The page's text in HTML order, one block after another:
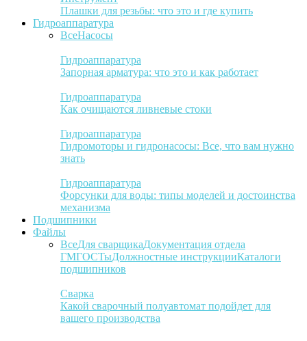
Плашки для резьбы: что это и где купить
Гидроаппаратура
ВсеНасосы
Гидроаппаратура
Запорная арматура: что это и как работает
Гидроаппаратура
Как очищаются ливневые стоки
Гидроаппаратура
Гидромоторы и гидронасосы: Все, что вам нужно
знать
Гидроаппаратура
Форсунки для воды: типы моделей и достоинства
механизма
Подшипники
Файлы
ВсеДля сварщикаДокументация отдела
ГМГОСТыДолжностные инструкцииКаталоги
подшипников
Сварка
Какой сварочный полуавтомат подойдет для
вашего производства